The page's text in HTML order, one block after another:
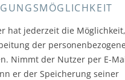
hat jederzeit die
der
Nimmt der Nutzer per E-
er der Speicherung seiner